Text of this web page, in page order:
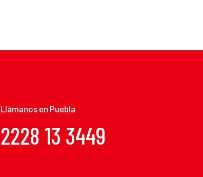
Llámanos en Puebla
2228 13 3449